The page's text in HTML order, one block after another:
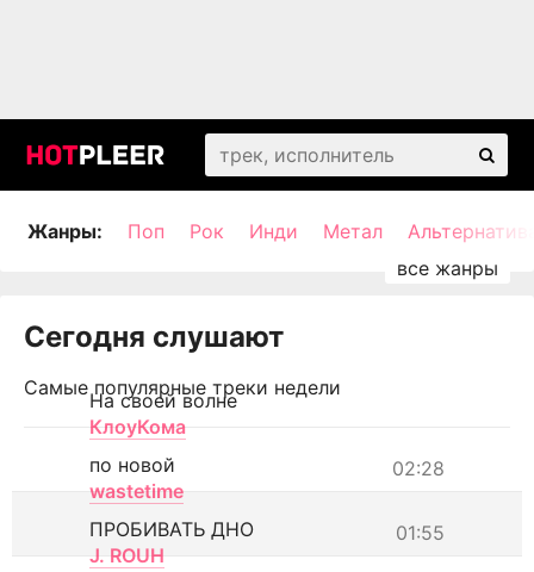
Жанры: Поп Рок Инди Метал
Сегодня слушают
Самые популярные треки недели
На своей волне
КлоуКома
02:28
по новой
wastetime
01:55
ПРОБИВАТЬ ДНО
J. ROUH